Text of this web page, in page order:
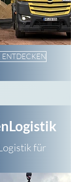
ENTDECKEN
für